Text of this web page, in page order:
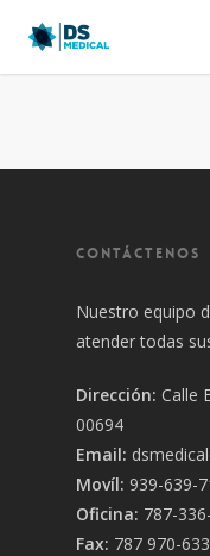
CONTÁCTENOS
Nuestro equipo
atender todas
Dirección: Calle
00694
Email:
Movíl: 939-639-
Oficina: 787-
Fax: 787 970-